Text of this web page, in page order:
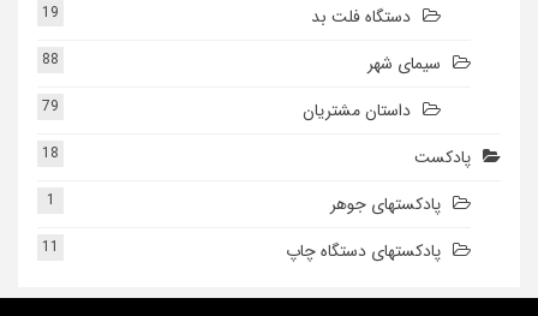
دستگاه فلت بد 19
سیمای شهر 88
داستان مشتریان 79
پادکست 18
پادکستهای جوهر 1
پادکستهای دستگاه چاپ 11